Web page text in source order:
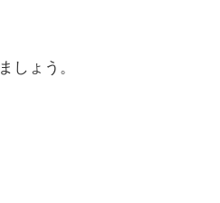
しょう。